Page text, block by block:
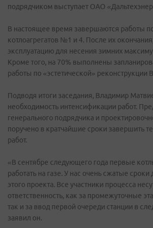
подрядчиком выступает ОАО
В настоящее время завершаются работы
котлоагрегатов №1 и 4. После их
эксплуатацию для несения зимних
Кроме того, на 70% выполнены
работы по «эстетической» реконструкции
Подводя итоги заседания, Владимир
необходимость интенсификации работ.
генерального подрядчика и
поручено в кратчайшие сроки завершить
работ.
«В сентябре следующего года первые
работать на газе. У нас очень сжатые сроки
этого проекта. Все участники процесса
ответственность, как за промежуточные
так и за ввод первой очереди станции в
заявил он.